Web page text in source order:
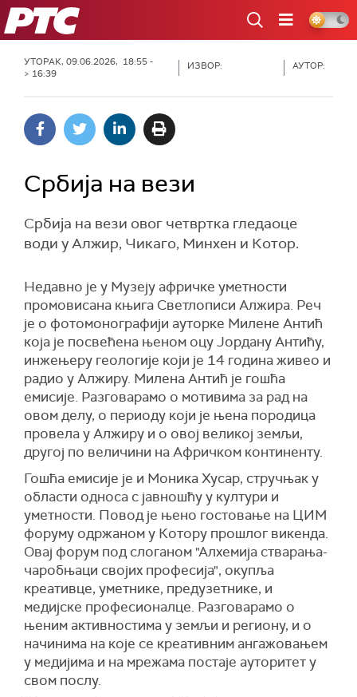
РТС
УТОРАК, 09.06.2026, 18:55 -
> 16:39
ИЗВОР: АУТОР:
Србија на вези
Србија на вези овог четвртка гледаоце
води у Алжир, Чикаго, Минхен и Котор.
Недавно је у Музеју афричке уметности
промовисана књига Светлописи Алжира. Реч
је о фотомонографији ауторке Милене Антић
која је посвећена њеном оцу Јордану Антићу,
инжењеру геологије који је 14 година живео и
радио у Алжиру. Милена Антић је гошћа
емисије. Разговарамо о мотивима за рад на
овом делу, о периоду који је њена породица
провела у Алжиру и о овој великој земљи,
другој по величини на Афричком континенту.
Гошћа емисије је и Моника Хусар, стручњак у
области односа с јавношћу у култури и
уметности. Повод је њено гостовање на ЦИМ
форуму одржаном у Котору прошлог викенда.
Овај форум под слоганом "Алхемија стварања-
чаробњаци својих професија", окупља
креативце, уметнике, предузетнике, и
медијске професионалце. Разговарамо о
њеним активностима у земљи и региону, и о
начинима на које се креативним ангажовањем
у медијима и на мрежама постаје ауторитет у
свом послу.